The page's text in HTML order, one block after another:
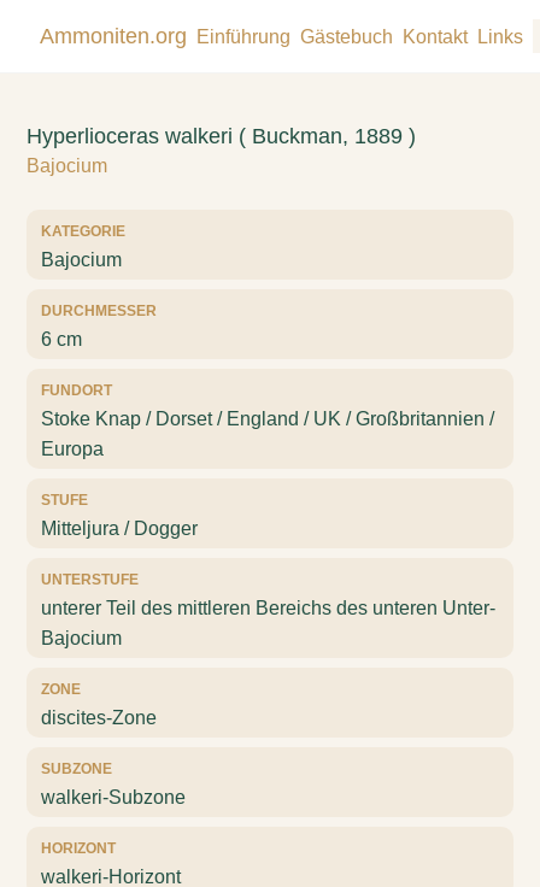
Ammoniten.org Einführung Gästebuch Kontakt Links
Hyperlioceras walkeri ( Buckman, 1889 )
Bajocium
KATEGORIE
Bajocium
DURCHMESSER
6 cm
FUNDORT
Stoke Knap / Dorset / England / UK / Großbritannien /
Europa
STUFE
Mitteljura / Dogger
UNTERSTUFE
unterer Teil des mittleren Bereichs des unteren Unter-
Bajocium
ZONE
discites-Zone
SUBZONE
walkeri-Subzone
HORIZONT
walkeri-Horizont